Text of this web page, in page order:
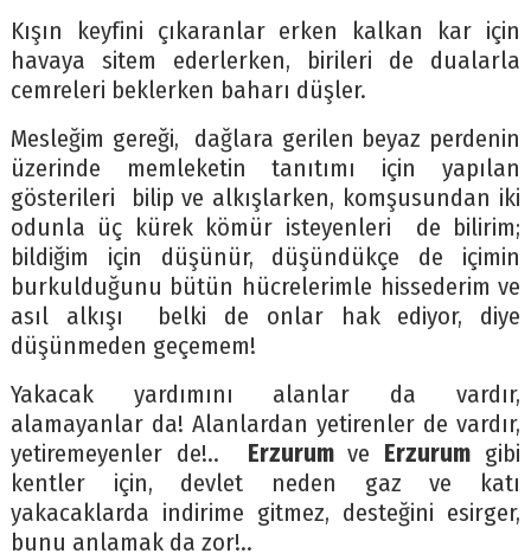
Kışın keyfini çıkaranlar erken kalkan kar için
havaya sitem ederlerken, birileri de dualarla
cemreleri beklerken baharı düşler.
Mesleğim gereği, dağlara gerilen beyaz perdenin
üzerinde memleketin tanıtımı için yapılan
gösterileri bilip ve alkışlarken, komşusundan iki
odunla üç kürek kömür isteyenleri de bilirim;
bildiğim için düşünür, düşündükçe de içimin
burkulduğunu bütün hücrelerimle hissederim ve
asıl alkışı belki de onlar hak ediyor, diye
düşünmeden geçemem!
Yakacak yardımını alanlar da vardır,
alamayanlar da! Alanlardan yetirenler de vardır,
yetiremeyenler de!.. Erzurumve Erzurum gibi
kentler için, devlet neden gaz ve katı
yakacaklarda indirime gitmez, desteğini esirger,
bunu anlamak da zor!..